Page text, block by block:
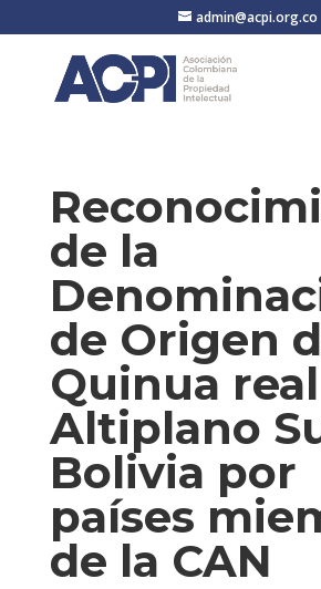
admin@acpi.org.co
de la
de Origen
Quinua
Altiplano
Bolivia por
países
de la CAN